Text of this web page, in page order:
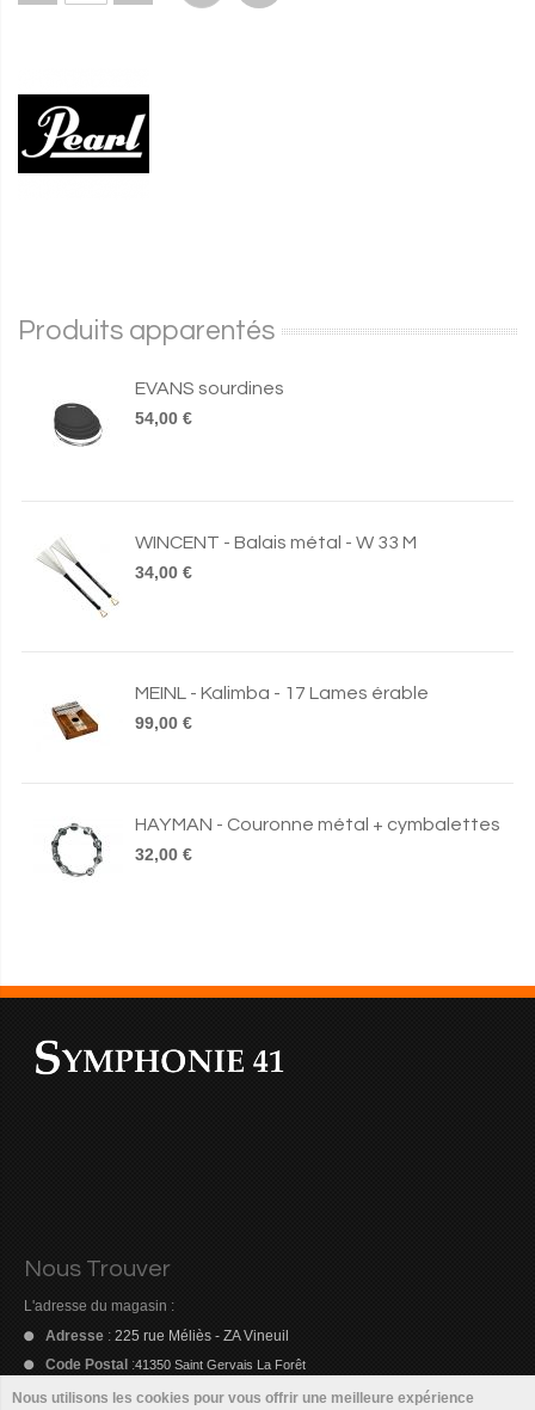
Nous utilisons les cookies pour vous offrir une meilleure expérience
Produits apparentés
EVANS sourdines
54,00 €
WINCENT - Balais métal - W 33 M
34,00 €
MEINL - Kalimba - 17 Lames érable
99,00 €
HAYMAN - Couronne métal + cymbalettes
32,00 €
Nous Trouver
L'adresse du magasin :
Adresse : 225 rue Méliès - ZA Vineuil
Code Postal :41350 Saint Gervais La Forêt
Email:symphonie41@orange.fr